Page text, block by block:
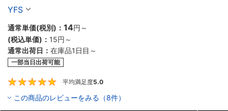
YFS
通常単価(税別)： 14円 ～
(税込単価)： 15円 ～
通常出荷日： 在庫品1日目～
一部当日出荷可能
平均満足度5.0
この商品のレビューをみる（8件）